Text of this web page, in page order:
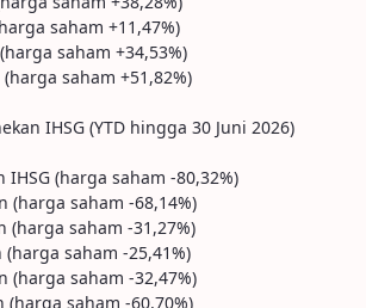
saham +11,47%)
saham +34,53%)
saham +51,82%)
IHSG (YTD hingga 30 Juni 2026)
IHSG (harga saham -80,32%)
(harga saham -68,14%)
(harga saham -31,27%)
(harga saham -25,41%)
(harga saham -32,47%)
(harga saham -60,70%)